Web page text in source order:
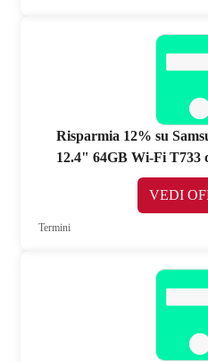
Risparmia 12% su
12.4" 64GB Wi-Fi T733
VEDI
Termini